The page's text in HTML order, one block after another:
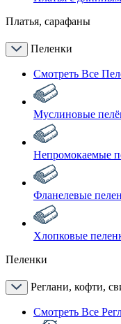
Платья, сарафаны
Пеленки
Смотреть Все
Муслиновые
Непромокаемые
Фланелевые
Хлопковые
Пеленки
Реглани, кофти,
Смотреть Все